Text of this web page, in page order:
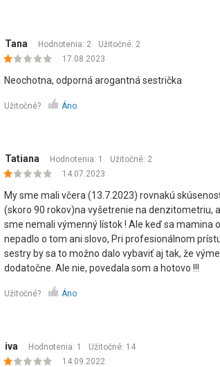
Tana Hodnotenia: 2 Užitočné: 2
17.08.2023
Neochotna, odporná arogantná sestrička
Užitočné? Áno
Tatiana Hodnotenia: 1 Užitočné: 2
14.07.2023
My sme mali včera (13.7.2023) rovnakú
(skoro 90 rokov)na vyšetrenie na denzitometriu,
sme nemali výmenný lístok ! Ale keď sa mamina
nepadlo o tom ani slovo, Pri profesionálnom
sestry by sa to možno dalo vybaviť aj tak, že
dodatočne. Ale nie, povedala som a hotovo !!!
Užitočné? Áno
iva Hodnotenia: 1 Užitočné: 14
14.09.2022